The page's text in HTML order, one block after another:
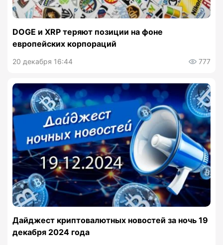
DOGE и XRP теряют позиции на фоне
европейских корпораций
20 декабря 16:44 777
Дайджест криптовалютных новостей за ночь 19
декабря 2024 года